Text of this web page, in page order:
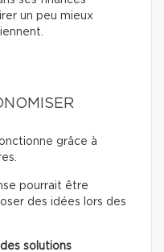
un peu mieux
grâce à
pourrait être
des idées lors des
solutions